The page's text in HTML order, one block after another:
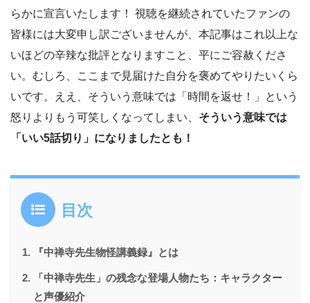
らかに宣言いたします！ 視聴を継続されていたファンの
皆様には大変申し訳ございませんが、本記事はこれ以上な
いほどの辛辣な批評となりますこと、平にご容赦くださ
い。むしろ、ここまで見届けた自分を褒めてやりたいくら
いです。ええ、そういう意味では「時間を返せ！」という
怒りよりもう可笑しくなってしまい、 そういう意味では
「いい5話切り」になりましたとも！
目次
『中禅寺先生物怪講義録』とは
「中禅寺先生」の残念な登場人物たち：キャラクター
と声優紹介